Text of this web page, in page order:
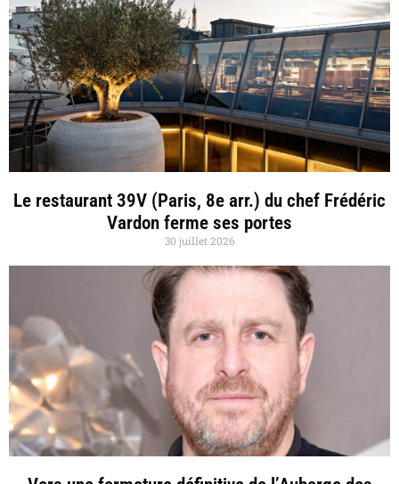
Le restaurant 39V (Paris, 8e arr.) du chef Frédéric
Vardon ferme ses portes
30 juillet 2026